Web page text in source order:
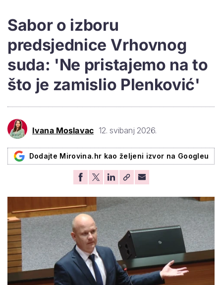
Sabor o izboru
predsjednice Vrhovnog
suda: 'Ne pristajemo na to
što je zamislio Plenković'
Ivana Moslavac 12. svibanj 2026.
Dodajte Mirovina.hr kao željeni izvor na Googleu